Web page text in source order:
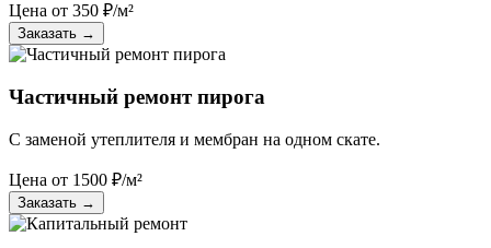
Цена от 350 ₽/м²
Заказать →
Частичный ремонт пирога
С заменой утеплителя и мембран на одном скате.
Цена от 1500 ₽/м²
Заказать →